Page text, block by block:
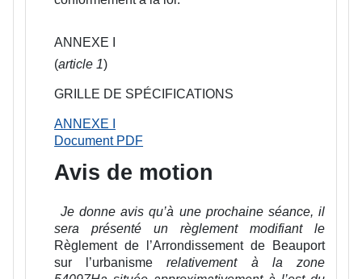
ANNEXE I
(article 1)
GRILLE DE SPÉCIFICATIONS
ANNEXE I
Document PDF
Avis de motion
Je donne avis qu’à une prochaine séance, il
sera présenté un règlement modifiant le
Règlement de l’Arrondissement de Beauport
sur l’urbanisme relativement à la zone